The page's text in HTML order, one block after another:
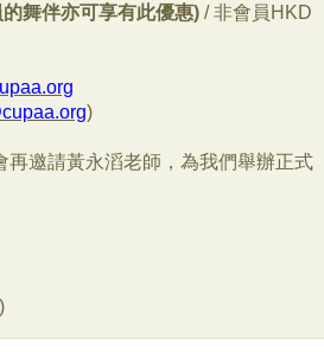
的舞伴亦可享有此優惠) /非會員HKD
)
再邀請黃永滔老師，為我們舉辦正式
)